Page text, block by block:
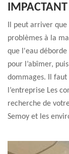
Il peut arriver
problèmes à la
que l'eau
pour l’abîmer,
dommages. Il faut
l’entreprise Les
recherche de
Semoy et les